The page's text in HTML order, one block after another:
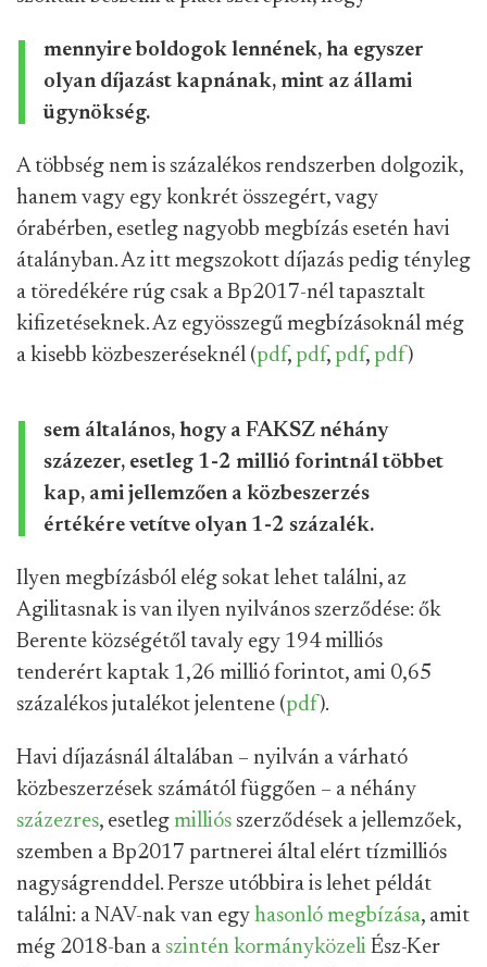
mennyire boldogok lennének, ha egyszer
olyan díjazást kapnának, mint az állami
ügynökség.
A többség nem is százalékos rendszerben dolgozik,
hanem vagy egy konkrét összegért, vagy
órabérben, esetleg nagyobb megbízás esetén havi
átalányban. Az itt megszokott díjazás pedig tényleg
a töredékére rúg csak a Bp2017-nél tapasztalt
kifizetéseknek. Az egyösszegű megbízásoknál még
a kisebb közbeszeréseknél (pdf, pdf, pdf, pdf)
sem általános, hogy a FAKSZ néhány
százezer, esetleg 1-2 millió forintnál többet
kap, ami jellemzően a közbeszerzés
értékére vetítve olyan 1-2 százalék.
Ilyen megbízásból elég sokat lehet találni, az
Agilitasnak is van ilyen nyilvános szerződése: ők
Berente községétől tavaly egy 194 milliós
tenderért kaptak 1,26 millió forintot, ami 0,65
százalékos jutalékot jelentene (pdf).
Havi díjazásnál általában – nyilván a várható
közbeszerzések számától függően – a néhány
százezres, esetleg milliós szerződések a jellemzőek,
szemben a Bp2017 partnerei által elért tízmilliós
nagyságrenddel. Persze utóbbira is lehet példát
találni: a NAV-nak van egy hasonló megbízása, amit
még 2018-ban a szintén kormányközeli Ész-Ker